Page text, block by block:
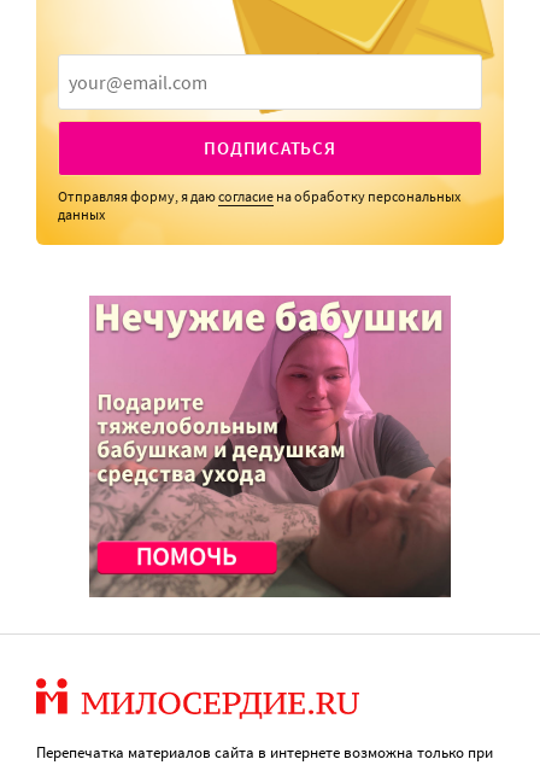
ПОДПИСАТЬСЯ
Отправляя форму, я даюсогласие на обработку персональных
данных
Перепечатка материалов сайта в интернете возможна только при